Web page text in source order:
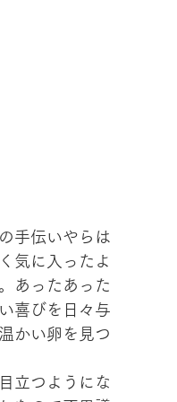
手伝いやらは
気に入ったよ
あったあった
喜びを日々与
かい卵を見つ
立つようにな